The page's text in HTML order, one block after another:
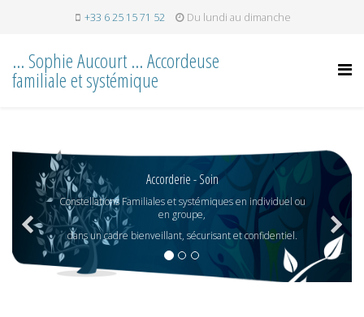
+33 6 25 15 71 52 Du lundi au dimanche
... Sophie Aucourt ... Accordeuse
familiale et systémique
Accorderie - Soin
Constellations Familiales et systémiques en individuel ou
en groupe,
dans un cadre bienveillant, sécurisant et confidentiel.